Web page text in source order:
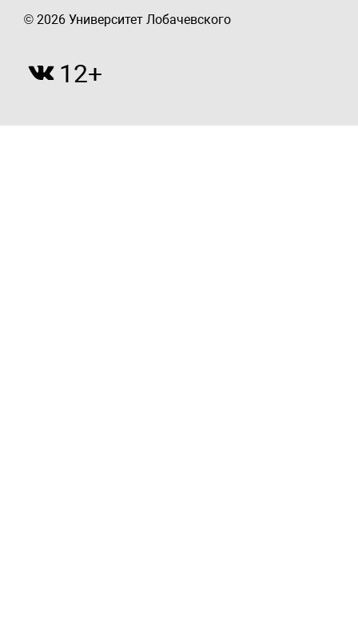
© 2026 Университет Лобачевского
12+